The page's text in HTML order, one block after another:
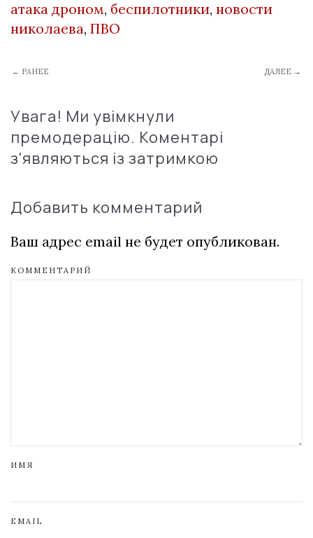
атака дроном, беспилотники, новости
николаева, ПВО
← РАНЕЕ ДАЛЕЕ →
Увага! Ми увімкнули
премодерацію. Коментарі
з'являються із затримкою
Добавить комментарий
Ваш адрес email не будет опубликован.
КОММЕНТАРИЙ
ИМЯ
EMAIL